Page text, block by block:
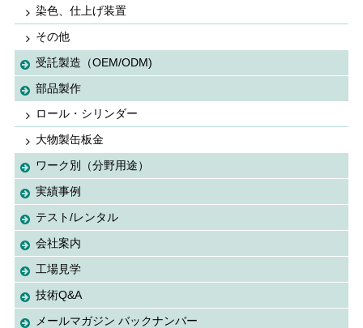
染色、仕上げ装置
その他
受託製造（OEM/ODM)
部品製作
ロール・シリンダー
大物製缶板金
ワーク別（分野用途）
実績事例
テスト/レンタル
会社案内
工場見学
技術Q&A
メールマガジン バックナンバー